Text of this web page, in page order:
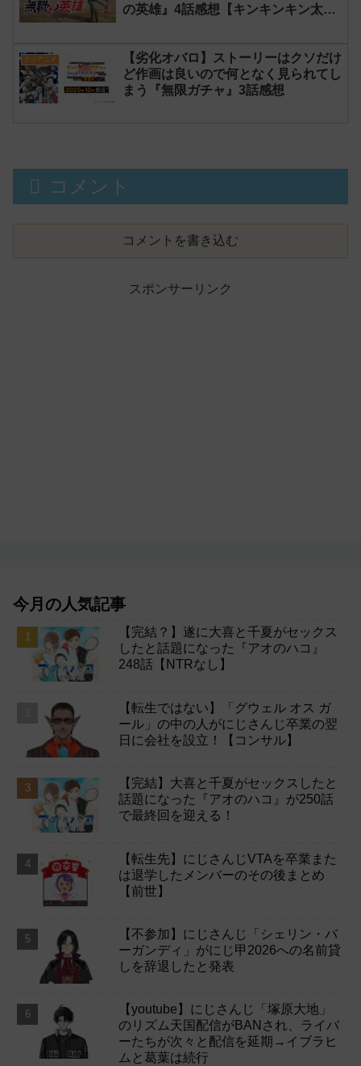
の英雄』4話感想【キンキンキン太
クソアニメ
【劣化オバロ】ストーリーはクソだけ
ど作画は良いので何となく見られてし
まう『無限ガチャ』3話感想
コメント
コメントを書き込む
スポンサーリンク
今月の人気記事
【完結？】遂に大喜と千夏がセックス
したと話題になった『アオのハコ』
248話【NTRなし】
【転生ではない】「グウェル オス ガ
ール」の中の人がにじさんじ卒業の翌
日に会社を設立！【コンサル】
【完結】大喜と千夏がセックスしたと
話題になった『アオのハコ』が250話
で最終回を迎える！
【転生先】にじさんじVTAを卒業また
は退学したメンバーのその後まとめ
【前世】
【不参加】にじさんじ「シェリン・バ
ーガンディ」がにじ甲2026への名前貸
しを辞退したと発表
【youtube】にじさんじ「塚原大地」
のリズム天国配信がBANされ、ライバ
ーたちが次々と配信を延期→イブラヒ
ムと葛葉は続行